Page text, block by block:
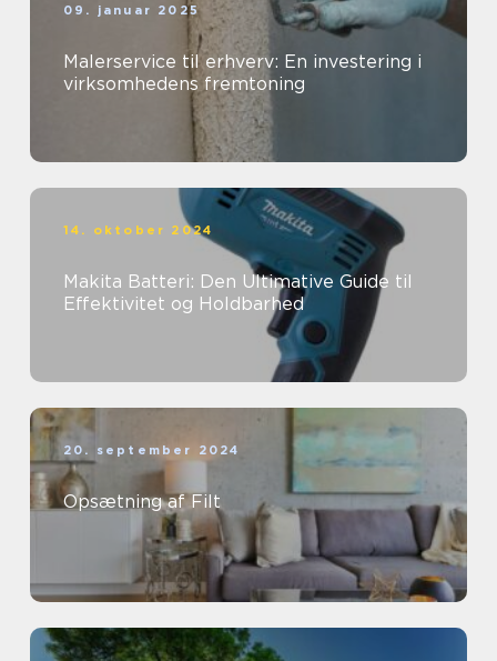
09. januar 2025
Malerservice til erhverv: En investering i
virksomhedens fremtoning
14. oktober 2024
Makita Batteri: Den Ultimative Guide til
Effektivitet og Holdbarhed
20. september 2024
Opsætning af Filt